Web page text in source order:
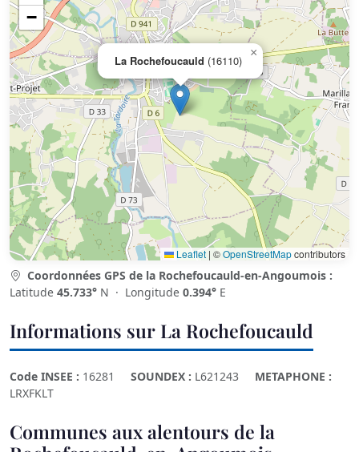
La Rochefoucauld (16110)
×
−
Leaflet | ©OpenStreetMapcontributors
Coordonnées GPS de la Rochefoucauld-en-Angoumois :
Latitude 45.733° N · Longitude 0.394° E
Informations sur La Rochefoucauld
Code INSEE : 16281 SOUNDEX : L621243
METAPHONE :
LRXFKLT
Communes aux alentours de la